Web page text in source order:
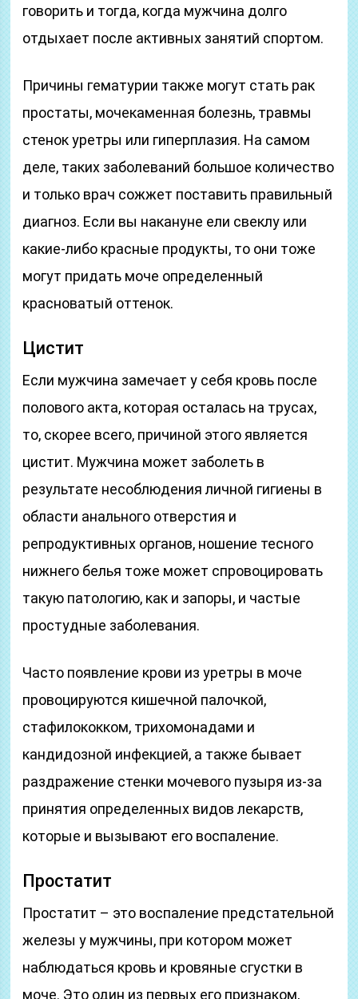
говорить и тогда, когда мужчина долго
отдыхает после активных занятий спортом.
Причины гематурии также могут стать рак
простаты, мочекаменная болезнь, травмы
стенок уретры или гиперплазия. На самом
деле, таких заболеваний большое количество
и только врач сожжет поставить правильный
диагноз. Если вы накануне ели свеклу или
какие-либо красные продукты, то они тоже
могут придать моче определенный
красноватый оттенок.
Цистит
Если мужчина замечает у себя кровь после
полового акта, которая осталась на трусах,
то, скорее всего, причиной этого является
цистит. Мужчина может заболеть в
результате несоблюдения личной гигиены в
области анального отверстия и
репродуктивных органов, ношение тесного
нижнего белья тоже может спровоцировать
такую патологию, как и запоры, и частые
простудные заболевания.
Часто появление крови из уретры в моче
провоцируются кишечной палочкой,
стафилококком, трихомонадами и
кандидозной инфекцией, а также бывает
раздражение стенки мочевого пузыря из-за
принятия определенных видов лекарств,
которые и вызывают его воспаление.
Простатит
Простатит – это воспаление предстательной
железы у мужчины, при котором может
наблюдаться кровь и кровяные сгустки в
моче. Это один из первых его признаком,